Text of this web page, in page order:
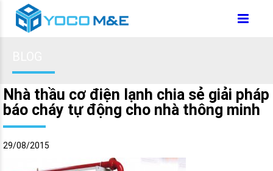
Nhà thầu cơ điện lạnh chia sẻ giải pháp
báo cháy tự động cho nhà thông minh
29/08/2015